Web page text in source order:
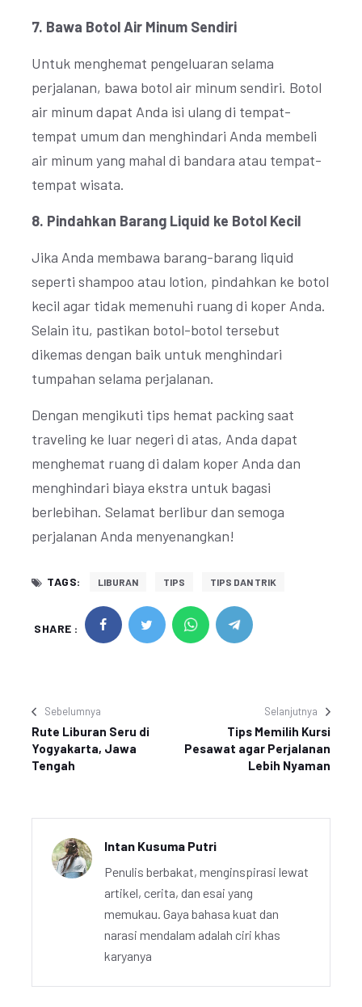
7. Bawa Botol Air Minum Sendiri
Untuk menghemat pengeluaran selama
perjalanan, bawa botol air minum sendiri. Botol
air minum dapat Anda isi ulang di tempat-
tempat umum dan menghindari Anda membeli
air minum yang mahal di bandara atau tempat-
tempat wisata.
8. Pindahkan Barang Liquid ke Botol Kecil
Jika Anda membawa barang-barang liquid
seperti shampoo atau lotion, pindahkan ke botol
kecil agar tidak memenuhi ruang di koper Anda.
Selain itu, pastikan botol-botol tersebut
dikemas dengan baik untuk menghindari
tumpahan selama perjalanan.
Dengan mengikuti tips hemat packing saat
traveling ke luar negeri di atas, Anda dapat
menghemat ruang di dalam koper Anda dan
menghindari biaya ekstra untuk bagasi
berlebihan. Selamat berlibur dan semoga
perjalanan Anda menyenangkan!
TAGS: LIBURAN TIPS TIPS DAN TRIK
SHARE :
Sebelumnya
Rute Liburan Seru di
Yogyakarta, Jawa
Tengah
Selanjutnya
Tips Memilih Kursi
Pesawat agar Perjalanan
Lebih Nyaman
Intan Kusuma Putri
Penulis berbakat, menginspirasi lewat
artikel, cerita, dan esai yang
memukau. Gaya bahasa kuat dan
narasi mendalam adalah ciri khas
karyanya